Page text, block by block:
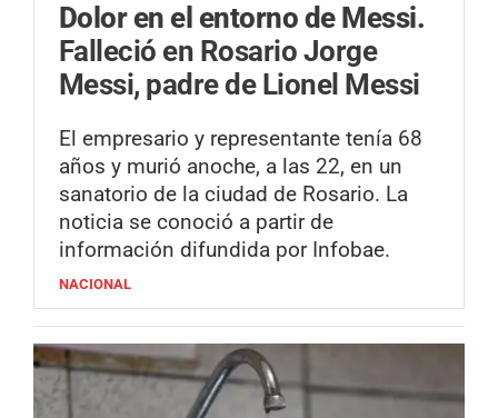
Dolor en el entorno de Messi.
Falleció en Rosario Jorge
Messi, padre de Lionel Messi
El empresario y representante tenía 68
años y murió anoche, a las 22, en un
sanatorio de la ciudad de Rosario. La
noticia se conoció a partir de
información difundida por Infobae.
NACIONAL